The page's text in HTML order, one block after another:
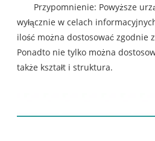
Przypomnienie: Powyższe
wyłącznie w celach
ilość można dostosować zgodnie
Ponadto nie tylko można
także kształt i struktura.